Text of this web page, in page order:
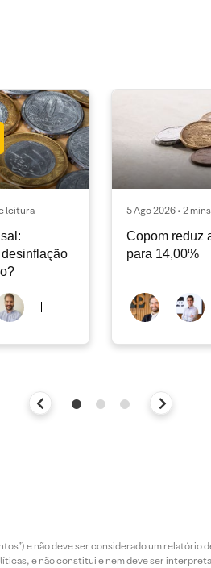
leitura 5 Ago 2026 • 2
Copom reduz
para 14,00%
e não deve ser considerado um relatório
e não constitui e nem deve ser